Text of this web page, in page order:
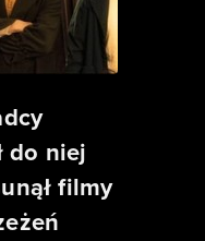
do niej
filmy